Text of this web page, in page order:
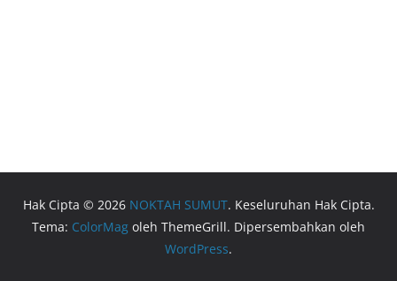
Hak Cipta © 2026 NOKTAH SUMUT. Keseluruhan Hak Cipta.
Tema: ColorMag oleh ThemeGrill. Dipersembahkan oleh
WordPress.